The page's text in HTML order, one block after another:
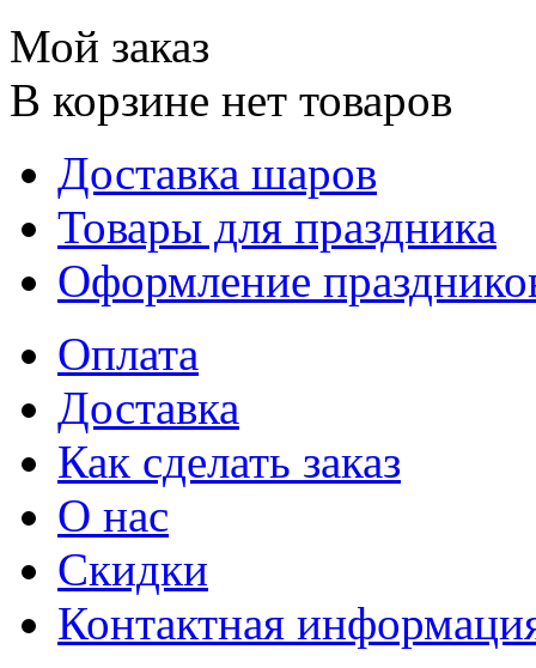
Мой заказ
В корзине нет товаров
Доставка шаров
Товары для праздника
Оформление
Оплата
Доставка
Как сделать заказ
О нас
Скидки
Контактная